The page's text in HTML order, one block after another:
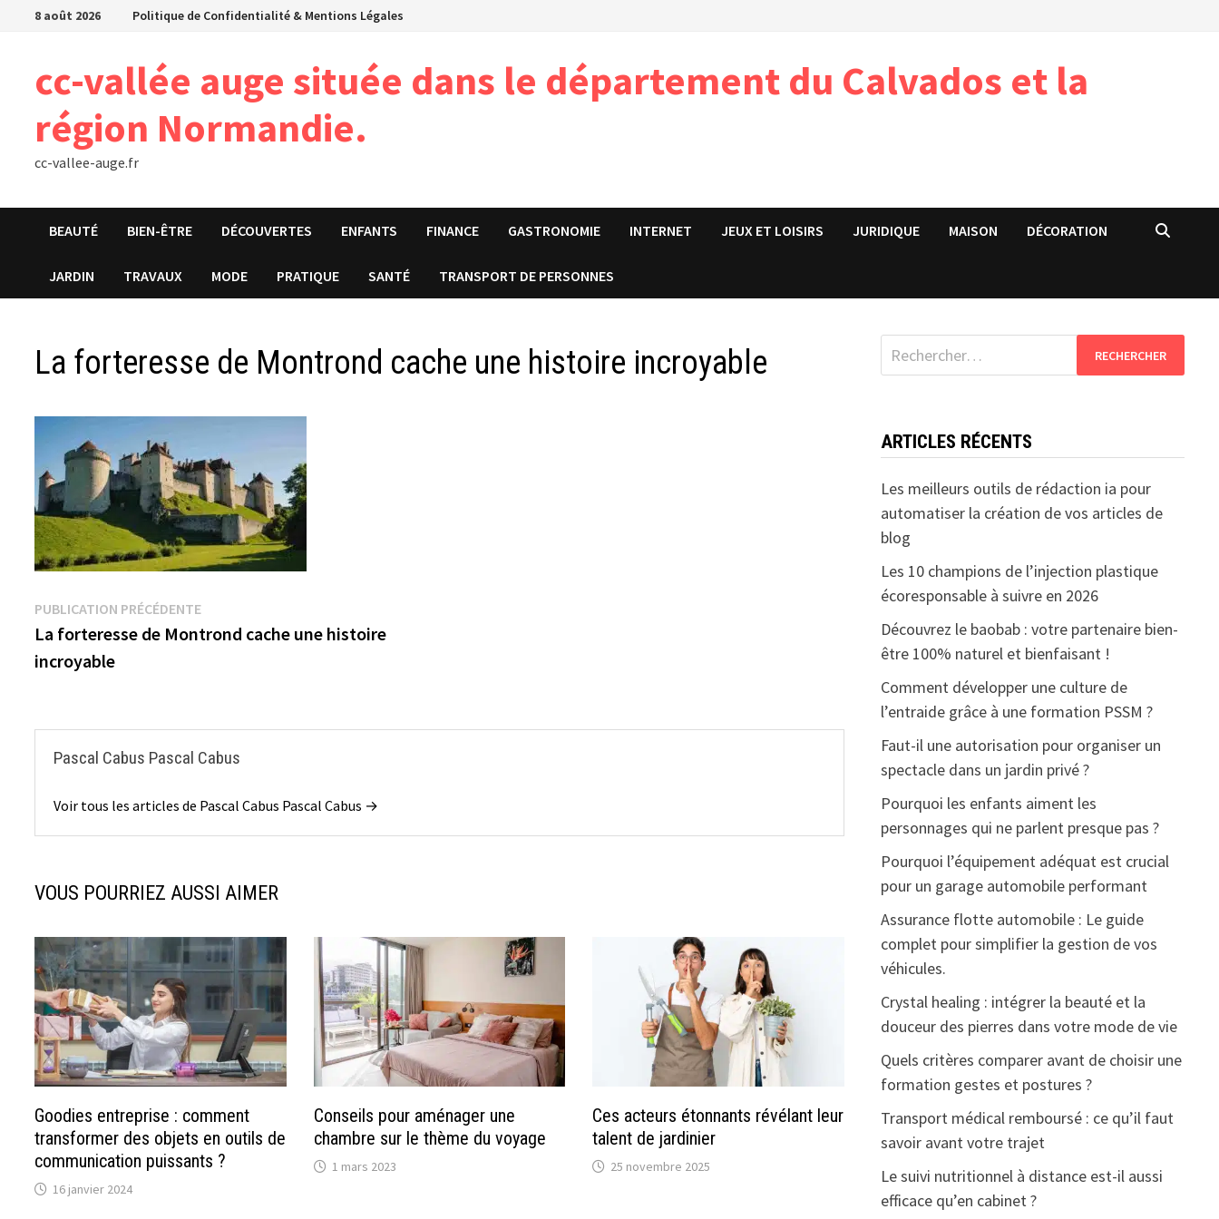
Passer8 août 2026 Politique de Confidentialité & Mentions Légales
cc-vallée auge située dans le département du Calvados et la
région Normandie.
cc-vallee-auge.fr
BEAUTÉ BIEN-ÊTRE DÉCOUVERTES ENFANTS FINANCE GASTRONOMIE INTERNET JEUX ET LOISIRS JURIDIQUE MAISON DÉCORATION
JARDIN TRAVAUX MODE PRATIQUE SANTÉ TRANSPORT DE PERSONNES
La forteresse de Montrond cache une histoire incroyable
Navigation
de
l’article
PUBLICATION PRÉCÉDENTEPublication
précédente :
La forteresse de Montrond cache une histoire
incroyable
Pascal Cabus Pascal Cabus
Voir tous les articles de Pascal Cabus Pascal Cabus →
VOUS POURRIEZ AUSSI AIMER
Goodies entreprise : comment
transformer des objets en outils de
communication puissants ?
16 janvier 2024
Conseils pour aménager une
chambre sur le thème du voyage
1 mars 2023
Ces acteurs étonnants révélant leur
talent de jardinier
25 novembre 2025
Rechercher :
ARTICLES RÉCENTS
Les meilleurs outils de rédaction ia pour
automatiser la création de vos articles de
blog
Les 10 champions de l’injection plastique
écoresponsable à suivre en 2026
Découvrez le baobab : votre partenaire bien-
être 100% naturel et bienfaisant !
Comment développer une culture de
l’entraide grâce à une formation PSSM ?
Faut-il une autorisation pour organiser un
spectacle dans un jardin privé ?
Pourquoi les enfants aiment les
personnages qui ne parlent presque pas ?
Pourquoi l’équipement adéquat est crucial
pour un garage automobile performant
Assurance flotte automobile : Le guide
complet pour simplifier la gestion de vos
véhicules.
Crystal healing : intégrer la beauté et la
douceur des pierres dans votre mode de vie
Quels critères comparer avant de choisir une
formation gestes et postures ?
Transport médical remboursé : ce qu’il faut
savoir avant votre trajet
Le suivi nutritionnel à distance est-il aussi
efficace qu’en cabinet ?